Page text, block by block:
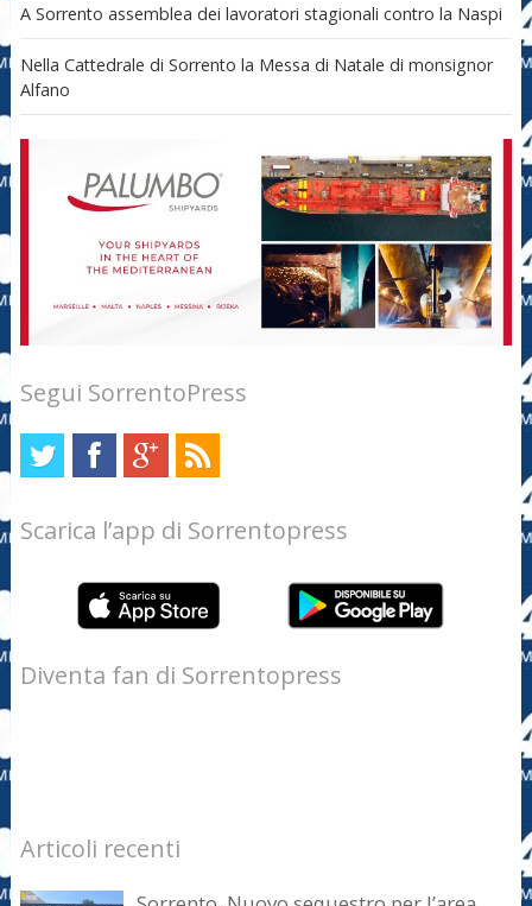
A Sorrento assemblea dei lavoratori stagionali contro la Naspi
Nella Cattedrale di Sorrento la Messa di Natale di monsignor
Alfano
Segui SorrentoPress
Scarica l’app di Sorrentopress
Diventa fan di Sorrentopress
Articoli recenti